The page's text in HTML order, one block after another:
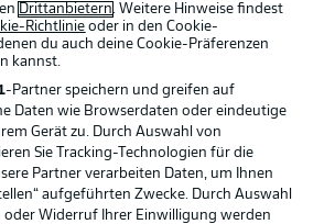
Voreinstellungen verwalten
Drittanbietern. Weitere Hinweise findest
Richtlinie oder in den Cookie-
du auch deine Cookie-Präferenzen
kannst.
-Partner speichern und greifen auf
Daten wie Browserdaten oder eindeutige
Gerät zu. Durch Auswahl von
Sie Tracking-Technologien für die
Partner verarbeiten Daten, um Ihnen
aufgeführten Zwecke. Durch Auswahl
oder Widerruf Ihrer Einwilligung werden